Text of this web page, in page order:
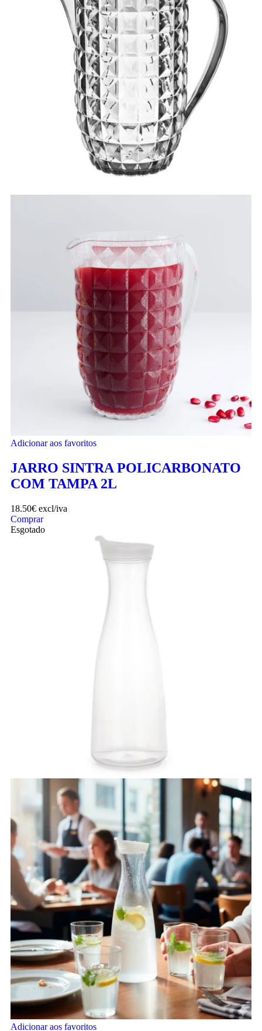
Adicionar aos favoritos
JARRO SINTRA POLICARBONATO
COM TAMPA 2L
18.50€ excl/iva
Comprar
Esgotado
Adicionar aos favoritos